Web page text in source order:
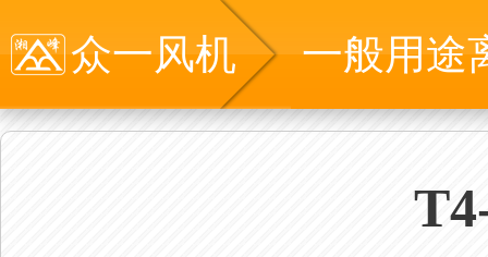
众一风机 一般用途